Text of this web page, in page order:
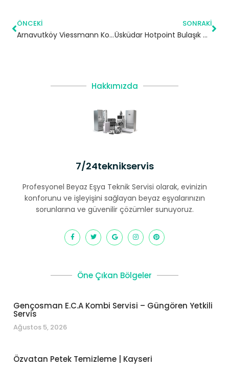
ÖNCEKI
Arnavutköy Viessmann Kombi Servisi – Beşiktaş Yetkili Servis
SONRAKI
Üsküdar Hotpoint Bulaşık Makinesi Servisi
Hakkımızda
7/24teknikservis
Profesyonel Beyaz Eşya Teknik Servisi olarak, evinizin
konforunu ve işleyişini sağlayan beyaz eşyalarınızın
sorunlarına ve güvenilir çözümler sunuyoruz.
Öne Çıkan Bölgeler
Gençosman E.C.A Kombi Servisi – Güngören Yetkili
Servis
Ağustos 5, 2026
Özvatan Petek Temizleme | Kayseri